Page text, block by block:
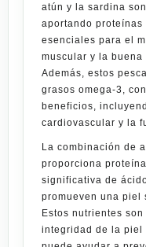
atún y la sardina
aportando
esenciales para el
muscular y la
Además, estos
grasos omega-3,
beneficios,
cardiovascular y la
La combinación de
proporciona
significativa de
promueven una piel
Estos nutrientes
integridad de la piel